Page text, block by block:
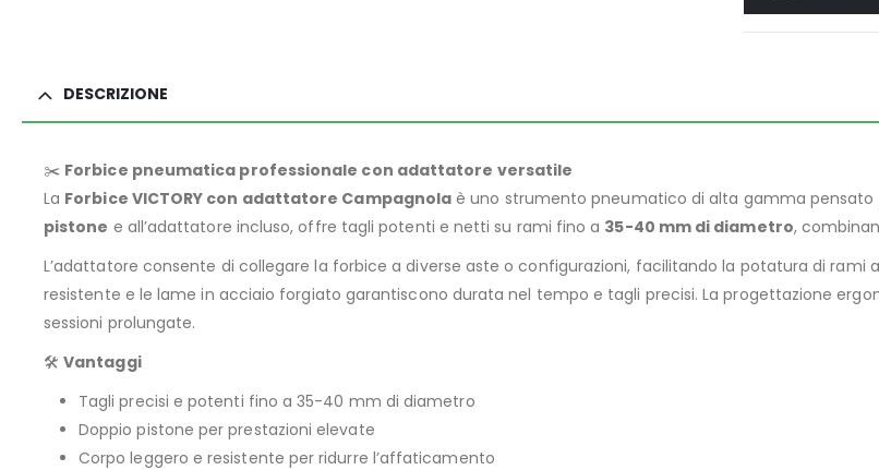
DESCRIZIONE
✂️ Forbice pneumatica professionale con adattatore versatile
La Forbice VICTORY con adattatore Campagnola è uno strumento pneumatico di alta gamma
pistone e all’adattatore incluso, offre tagli potenti e netti su rami fino a 35-40 mm di diametro,
L’adattatore consente di collegare la forbice a diverse aste o configurazioni, facilitando la potatura di
resistente e le lame in acciaio forgiato garantiscono durata nel tempo e tagli precisi. La progettazione
sessioni prolungate.
🛠️Vantaggi
Tagli precisi e potenti fino a 35-40 mm di diametro
Doppio pistone per prestazioni elevate
Corpo leggero e resistente per ridurre l’affaticamento